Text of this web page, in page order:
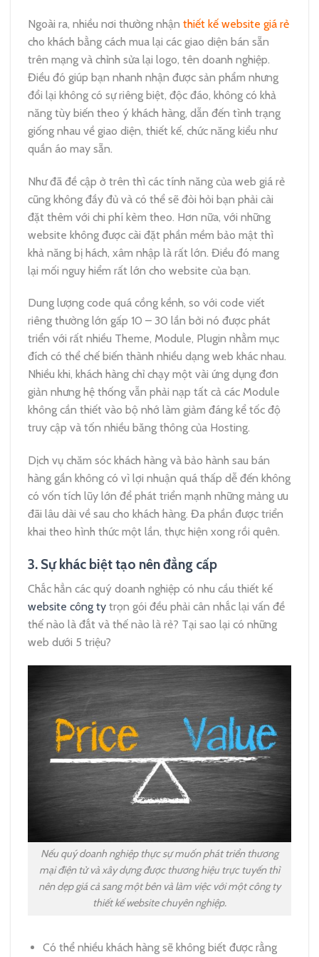
Ngoài ra, nhiều nơi thường nhận thiết kế website giá rẻ
cho khách bằng cách mua lại các giao diện bán sẵn
trên mạng và chỉnh sửa lại logo, tên doanh nghiệp.
Điều đó giúp bạn nhanh nhận được sản phẩm nhưng
đổi lại không có sự riêng biệt, độc đáo, không có khả
năng tùy biến theo ý khách hàng, dẫn đến tình trạng
giống nhau về giao diện, thiết kế, chức năng kiểu như
quần áo may sẵn.
Như đã đề cập ở trên thì các tính năng của web giá rẻ
cũng không đầy đủ và có thể sẽ đòi hỏi bạn phải cài
đặt thêm với chi phí kèm theo. Hơn nữa, với những
website không được cài đặt phần mềm bảo mật thì
khả năng bị hách, xâm nhập là rất lớn. Điều đó mang
lại mối nguy hiểm rất lớn cho website của bạn.
Dung lượng code quá cồng kềnh, so với code viết
riêng thường lớn gấp 10 – 30 lần bởi nó được phát
triển với rất nhiều Theme, Module, Plugin nhằm mục
đích có thể chế biến thành nhiều dạng web khác nhau.
Nhiều khi, khách hàng chỉ chạy một vài ứng dụng đơn
giản nhưng hệ thống vẫn phải nạp tất cả các Module
không cần thiết vào bộ nhớ làm giảm đáng kể tốc độ
truy cập và tốn nhiều băng thông của Hosting.
Dịch vụ chăm sóc khách hàng và bảo hành sau bán
hàng gần không có vì lợi nhuận quá thấp dễ đến không
có vốn tích lũy lớn để phát triển mạnh những mảng ưu
đãi lâu dài về sau cho khách hàng. Đa phần được triển
khai theo hình thức một lần, thực hiện xong rồi quên.
3. Sự khác biệt tạo nên đẳng cấp
Chắc hẳn các quý doanh nghiệp có nhu cầu thiết kế
website công ty trọn gói đều phải cân nhắc lại vấn đề
thế nào là đắt và thế nào là rẻ? Tại sao lại có những
web dưới 5 triệu?
Nếu quý doanh nghiệp thực sự muốn phát triển thương
mại điện tử và xây dựng được thương hiệu trực tuyến thì
nên dẹp giá cả sang một bên và làm việc với một công ty
thiết kế website chuyên nghiệp.
Có thể nhiều khách hàng sẽ không biết được rằng